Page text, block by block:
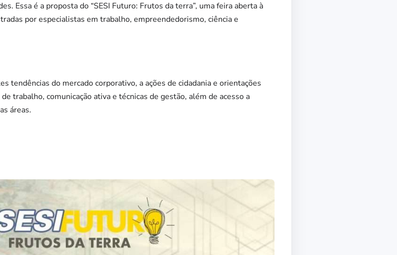
Essa é a proposta do “SESI Futuro: Frutos da terra”, uma feira aberta à
por especialistas em trabalho, empreendedorismo, ciência e
tendências do mercado corporativo, a ações de cidadania e orientações
trabalho, comunicação ativa e técnicas de gestão, além de acesso a
áreas.